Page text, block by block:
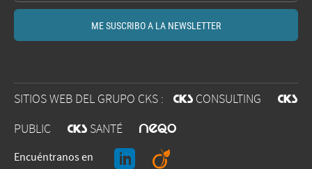
SITIOS WEB DEL GRUPO CKS : @ CONSULTING @
PUBLIC @ SANTÉ O
Encuéntranos en J A